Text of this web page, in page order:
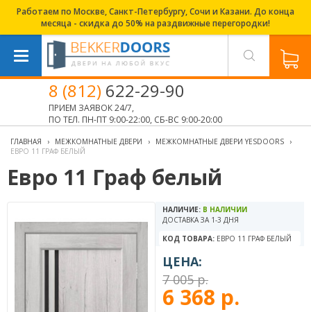
Работаем по Москве, Санкт-Петербургу, Сочи и Казани. До конца
месяца - скидка до 50% на раздвижные перегородки!
8 (812) 622-29-90
ПРИЕМ ЗАЯВОК 24/7,
ПО ТЕЛ. ПН-ПТ 9:00-22:00, СБ-ВС 9:00-20:00
ГЛАВНАЯ › МЕЖКОМНАТНЫЕ ДВЕРИ › МЕЖКОМНАТНЫЕ ДВЕРИ YESDOORS
›
ЕВРО 11 ГРАФ БЕЛЫЙ
Евро 11 Граф белый
НАЛИЧИЕ: В НАЛИЧИИ
ДОСТАВКА ЗА 1-3 ДНЯ
КОД ТОВАРА: ЕВРО 11 ГРАФ БЕЛЫЙ
ЦЕНА:
7 005 р.
6 368 р.